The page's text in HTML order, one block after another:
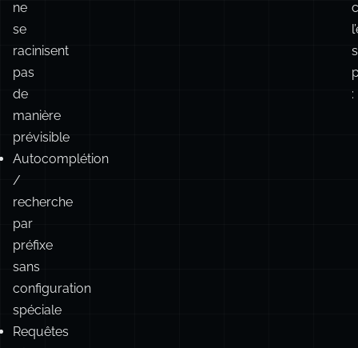
personnes,
adresses,
noms
propres
qui
ne
se
racinisent
pas
de
manière
prévisible
Autocomplétion
/
recherche
par